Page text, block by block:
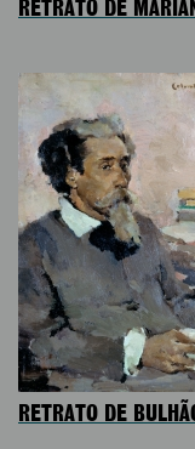
RETRATO DE
RETRATO DE